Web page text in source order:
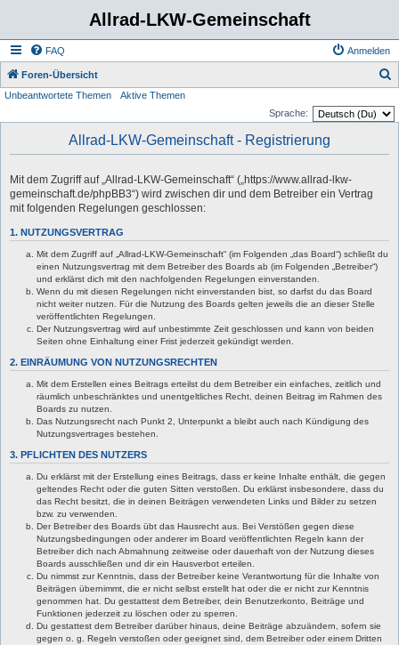
Allrad-LKW-Gemeinschaft
FAQ Anmelden
Foren-Übersicht
Unbeantwortete Themen
Aktive Themen
Sprache:
Allrad-LKW-Gemeinschaft - Registrierung
Mit dem Zugriff auf „Allrad-LKW-Gemeinschaft“ („https://www.allrad-lkw-
gemeinschaft.de/phpBB3“) wird zwischen dir und dem Betreiber ein Vertrag
mit folgenden Regelungen geschlossen:
1. NUTZUNGSVERTRAG
Mit dem Zugriff auf „Allrad-LKW-Gemeinschaft“ (im Folgenden „das Board“) schließt du
einen Nutzungsvertrag mit dem Betreiber des Boards ab (im Folgenden „Betreiber“)
und erklärst dich mit den nachfolgenden Regelungen einverstanden.
Wenn du mit diesen Regelungen nicht einverstanden bist, so darfst du das Board
nicht weiter nutzen. Für die Nutzung des Boards gelten jeweils die an dieser Stelle
veröffentlichten Regelungen.
Der Nutzungsvertrag wird auf unbestimmte Zeit geschlossen und kann von beiden
Seiten ohne Einhaltung einer Frist jederzeit gekündigt werden.
2. EINRÄUMUNG VON NUTZUNGSRECHTEN
Mit dem Erstellen eines Beitrags erteilst du dem Betreiber ein einfaches, zeitlich und
räumlich unbeschränktes und unentgeltliches Recht, deinen Beitrag im Rahmen des
Boards zu nutzen.
Das Nutzungsrecht nach Punkt 2, Unterpunkt a bleibt auch nach Kündigung des
Nutzungsvertrages bestehen.
3. PFLICHTEN DES NUTZERS
Du erklärst mit der Erstellung eines Beitrags, dass er keine Inhalte enthält, die gegen
geltendes Recht oder die guten Sitten verstoßen. Du erklärst insbesondere, dass du
das Recht besitzt, die in deinen Beiträgen verwendeten Links und Bilder zu setzen
bzw. zu verwenden.
Der Betreiber des Boards übt das Hausrecht aus. Bei Verstößen gegen diese
Nutzungsbedingungen oder anderer im Board veröffentlichten Regeln kann der
Betreiber dich nach Abmahnung zeitweise oder dauerhaft von der Nutzung dieses
Boards ausschließen und dir ein Hausverbot erteilen.
Du nimmst zur Kenntnis, dass der Betreiber keine Verantwortung für die Inhalte von
Beiträgen übernimmt, die er nicht selbst erstellt hat oder die er nicht zur Kenntnis
genommen hat. Du gestattest dem Betreiber, dein Benutzerkonto, Beiträge und
Funktionen jederzeit zu löschen oder zu sperren.
Du gestattest dem Betreiber darüber hinaus, deine Beiträge abzuändern, sofern sie
gegen o. g. Regeln verstoßen oder geeignet sind, dem Betreiber oder einem Dritten